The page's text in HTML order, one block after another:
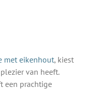
met eikenhout, kiest
van heeft.
een prachtige